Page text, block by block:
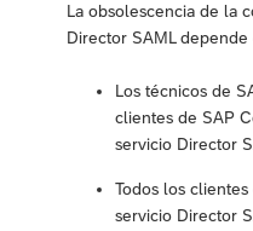
La obsolescencia de la
Director SAML
Los técnicos de
clientes de SAP
servicio Director
Todos los
servicio Director